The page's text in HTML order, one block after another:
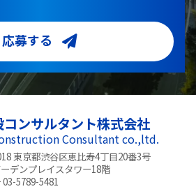
応募する
ンサルタント株式会社
Consultant co.,ltd.
東京都渋谷区恵比寿4丁目20番3号
デンプレイスタワー18階
5789-5481